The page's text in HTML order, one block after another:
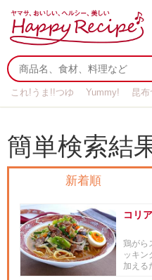
これ!うま!!つゆ Yummy! 昆布
簡単検索結
新着順
コリ
鶏がら
ッキン
加える